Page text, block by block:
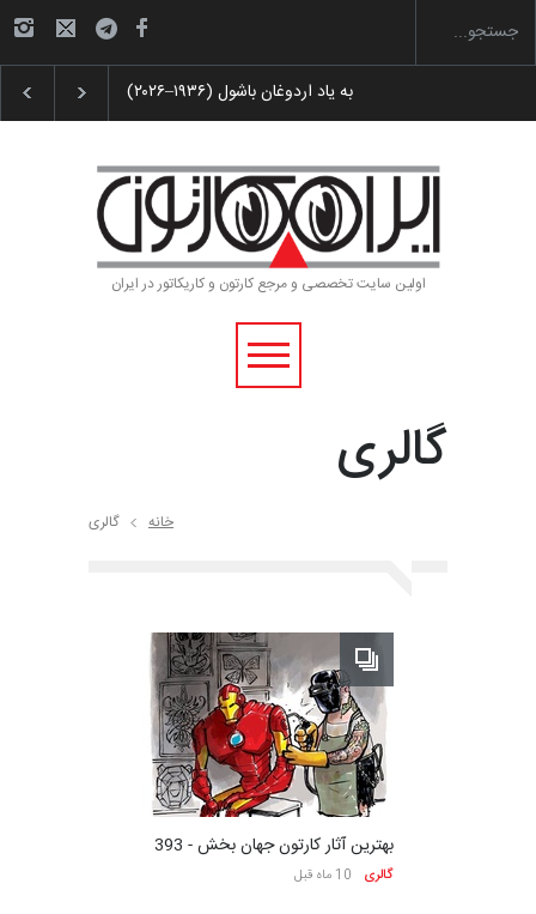
به یاد اردوغان باشول (۱۹۳۶–۲۰۲۶)
اولین سایت تخصصی و مرجع کارتون و کاریکاتور در ایران
گالری
خانه گالری
بهترین آثار کارتون جهان بخش - 393
گالری 10 ماه قبل